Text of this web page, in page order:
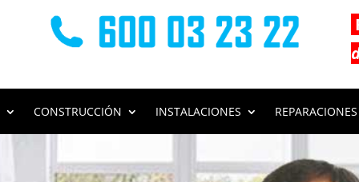
CONSTRUCCIÓN INSTALACIONES REPARACIONES